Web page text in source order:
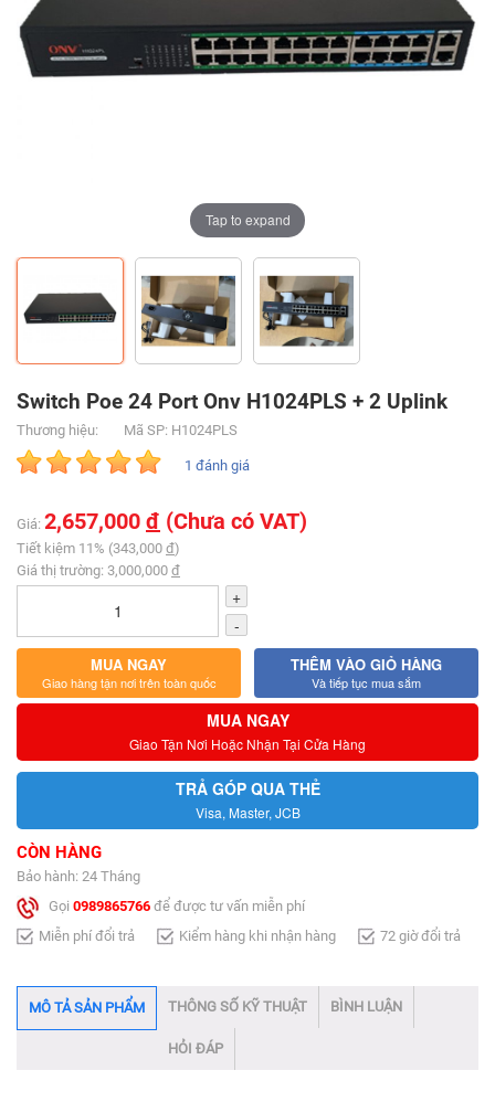
Tap to expand
Tap to expand
Tap to expand
Switch Poe 24 Port Onv H1024PLS + 2 Uplink
Thương hiệu: Mã SP: H1024PLS
1 đánh giá
Giá: 2,657,000 đ (Chưa có VAT)
Tiết kiệm 11% (343,000 đ)
Giá thị trường: 3,000,000 đ
+
-
MUA NGAY
Giao hàng tận nơi trên toàn quốc
THÊM VÀO GIỎ HÀNG
Và tiếp tục mua sắm
MUA NGAY
Giao Tận Nơi Hoặc Nhận Tại Cửa Hàng
TRẢ GÓP QUA THẺ
Visa, Master, JCB
CÒN HÀNG
Bảo hành: 24 Tháng
Gọi 0989865766 để được tư vấn miễn phí
Miễn phí đổi trả
Kiểm hàng khi nhận hàng 72 giờ đổi trả
MÔ TẢ SẢN PHẨM THÔNG SỐ KỸ THUẬT BÌNH LUẬN
HỎI ĐÁP